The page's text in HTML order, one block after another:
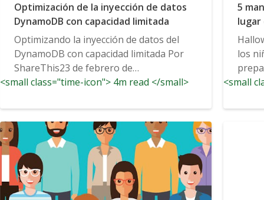
Optimización de la inyección de datos
DynamoDB con capacidad limitada
Optimizando la inyección de datos del
DynamoDB con capacidad limitada Por
ShareThis23 de febrero de
2017Ingeniería No Comentarios 0
<small class="time-icon"> 4m read </small>
5
lugar
los
<small